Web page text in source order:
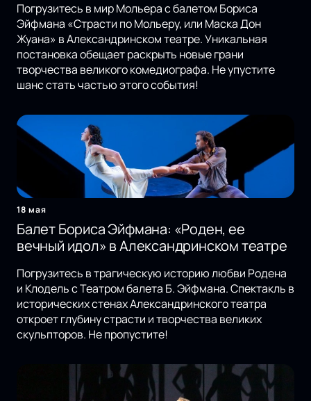
Погрузитесь в мир Мольера с балетом Бориса
Эйфмана «Страсти по Мольеру, или Маска Дон
Жуана» в Александринском театре. Уникальная
постановка обещает раскрыть новые грани
творчества великого комедиографа. Не упустите
шанс стать частью этого события!
18 мая
Балет Бориса Эйфмана: «Роден, ее
вечный идол» в Александринском театре
Погрузитесь в трагическую историю любви Родена
и Клодель с Театром балета Б. Эйфмана. Спектакль в
исторических стенах Александринского театра
откроет глубину страсти и творчества великих
скульпторов. Не пропустите!